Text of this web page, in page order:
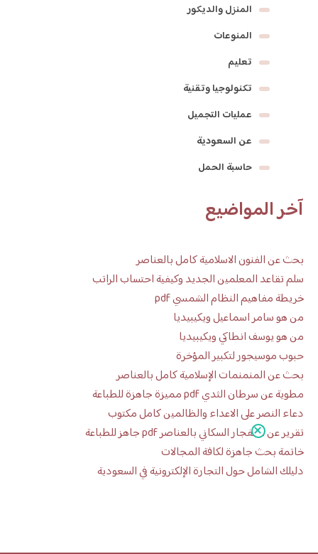
المنزل والديكور
المنوعات
تعليم
تكنولوجيا وتقنية
عمليات التجميل
عن السعودية
حاسبة الحمل
آخر المواضيع
بحث عن الفنون الاسلامية كامل بالعناصر
سلم تقاعد المعلمين الجديد وكيفية احتساب الراتب
خريطة مفاهيم النظام الشمسي pdf
من هو سامر اسماعيل ويكيبيديا
من هو يوسف انطاكي ويكيبيديا
حبوب موسيجور لتكبير المؤخرة
بحث عن المنمنمات الإسلامية كامل بالعناصر
مطوية عن سرطان الثدي pdf مميزة جاهزة للطباعة
دعاء النصر على الاعداء والظالمين كامل مكتوب
تقرير عن الانفجار السكاني بالعناصر pdf جاهز للطباعة
خاتمة بحث جاهزة لكافة المجالات
دليلك الشامل حول التجارة الإلكترونية في السعودية